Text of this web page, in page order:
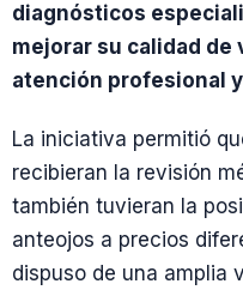
diagnósticos
mejorar su calidad de
atención profesional
La iniciativa permitió
recibieran la revisión
también tuvieran la
anteojos a precios
dispuso de una amplia